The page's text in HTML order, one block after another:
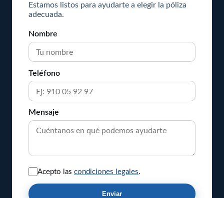
Estamos listos para ayudarte a elegir la póliza
adecuada.
Nombre
Teléfono
Mensaje
Acepto las condiciones legales
Enviar